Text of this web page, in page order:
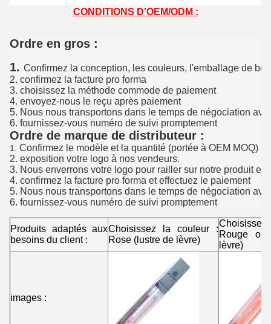
CONDITIONS D'OEM/ODM :
Ordre en gros :
1. Confirmez la conception, les couleurs, l'emballage de
2. confirmez la facture pro forma
3. choisissez la méthode commode de paiement
4. envoyez-nous le reçu après paiement
5. Nous nous transportons dans le temps de négociation
6. fournissez-vous numéro de suivi promptement
Ordre de marque de distributeur :
1. Confirmez le modèle et la quantité (portée à OEM MOQ)
2. exposition votre logo à nos vendeurs.
3. Nous enverrons votre logo pour railler sur notre produit et
4. confirmez la facture pro forma et effectuez le paiement
5. Nous nous transportons dans le temps de négociation
6. fournissez-vous numéro de suivi promptement
Produits adaptés aux
besoins du client :
Choisissez la couleur :
Rose (lustre de lèvre)
Rouge
lèvre)
images :